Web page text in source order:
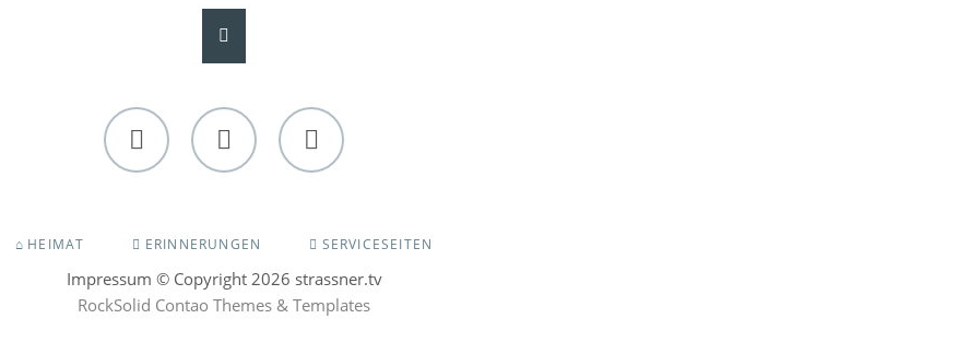
ÜBERSPRINGEN
HEIMAT ERINNERUNGEN SERVICESEITEN
Impressum © Copyright 2026 strassner.tv
RockSolid Contao Themes & Templates